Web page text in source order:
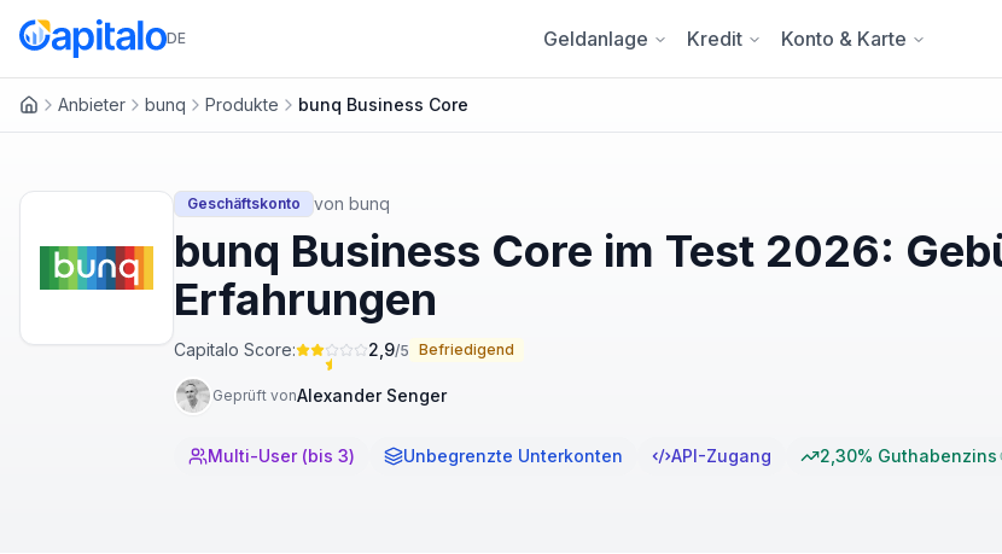
DE Geldanlage Kredit Konto & Karte
Anbieter bunq Produkte bunq Business Core
Geschäftskonto von bunq
bunq Business Core im Test 2026:
Erfahrungen
Capitalo Score: 2,9/5 Befriedigend
Geprüft vonAlexander Senger
Multi-User (bis 3) Unbegrenzte Unterkonten API-Zugang 2,30% Guthabenzins